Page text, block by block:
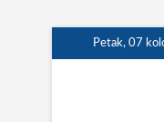
to
Petak, 07